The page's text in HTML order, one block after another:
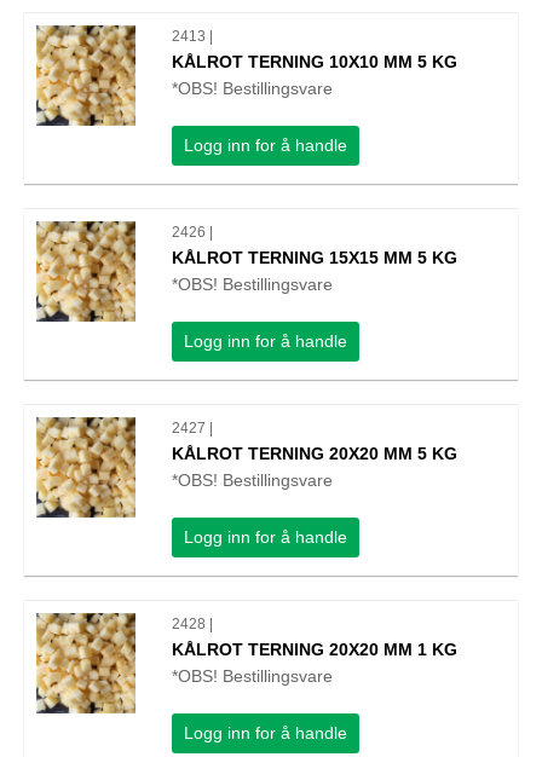
2413 |
KÅLROT TERNING 10X10 MM 5 KG
*OBS! Bestillingsvare
Logg inn for å handle
2426 |
KÅLROT TERNING 15X15 MM 5 KG
*OBS! Bestillingsvare
Logg inn for å handle
2427 |
KÅLROT TERNING 20X20 MM 5 KG
*OBS! Bestillingsvare
Logg inn for å handle
2428 |
KÅLROT TERNING 20X20 MM 1 KG
*OBS! Bestillingsvare
Logg inn for å handle